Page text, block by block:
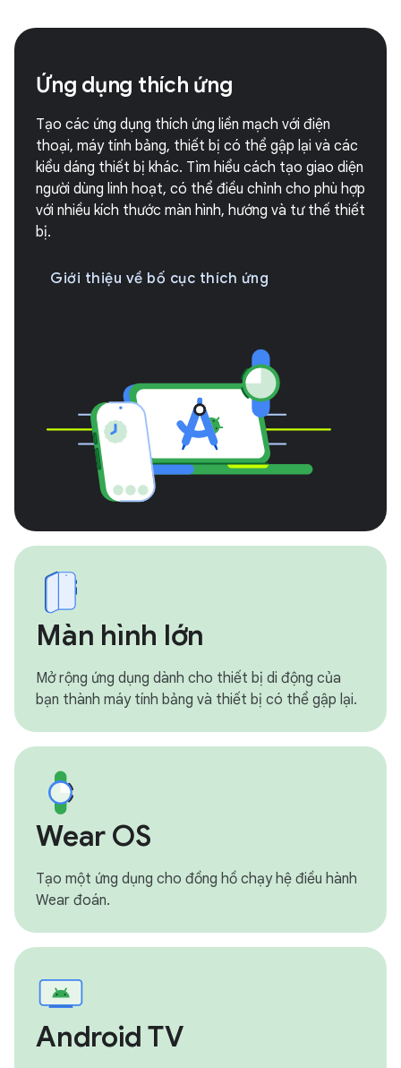
Ứng dụng thích ứng
Tạo các ứng dụng thích ứng liền mạch với điện
thoại, máy tính bảng, thiết bị có thể gập lại và các
kiểu dáng thiết bị khác. Tìm hiểu cách tạo giao diện
người dùng linh hoạt, có thể điều chỉnh cho phù hợp
với nhiều kích thước màn hình, hướng và tư thế thiết
bị.
Giới thiệu về bố cục thích ứng
Màn hình lớn
Mở rộng ứng dụng dành cho thiết bị di động của
bạn thành máy tính bảng và thiết bị có thể gập lại.
Wear OS
Tạo một ứng dụng cho đồng hồ chạy hệ điều hành
Wear đoán.
Android TV